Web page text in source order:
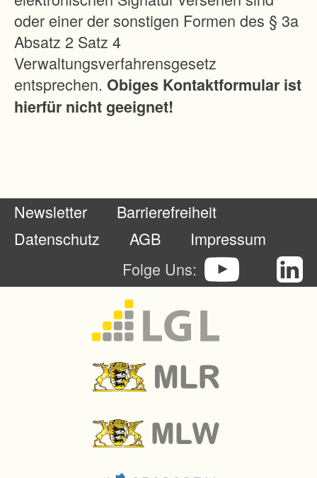
oder einer der sonstigen Formen des § 3a
Absatz 2 Satz 4
Verwaltungsverfahrensgesetz
entsprechen. Obiges Kontaktformular ist
hierfür nicht geeignet!
Newsletter
Barrierefreiheit
Datenschutz
AGB
Impressum
Folge Uns: